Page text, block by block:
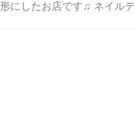
にしたお店です♫ ネイル